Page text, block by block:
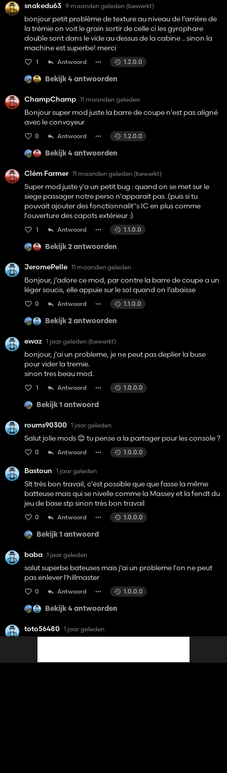
snakedu63 9 maanden geleden (bewerkt)
bonjour petit problème de texture au niveau de l’arrière de
la trémie on voit le grain sortir de celle ci les gyrophare
double sont dans le vide au dessus de la cabine .. sinon la
machine est superbe! merci
1 Antwoord 1.2.0.0
Bekijk 4 antwoorden
ChampChamp 11 maanden geleden
Bonjour super mod juste la barre de coupe n'est pas aligné
avec le convoyeur
0 Antwoord 1.2.0.0
Bekijk 4 antwoorden
Clém Farmer 11 maanden geleden (bewerkt)
Super mod juste y'a un petit bug : quand on se met sur le
siege passager notre perso n'apparait pas .(puis si tu
pouvait ajouter des fonctionnalit"s IC en plus comme
l'ouverture des capots extérieur :)
1 Antwoord 1.1.0.0
Bekijk 2 antwoorden
JeromePelle 11 maanden geleden
Bonjour, j’adore ce mod, par contre la barre de coupe a un
léger soucis, elle appuie sur le sol quand on l’abaisse
0 Antwoord 1.1.0.0
Bekijk 2 antwoorden
ewaz 1 jaar geleden (bewerkt)
bonjour, j'ai un probleme, je ne peut pas deplier la buse
pour vider la tremie.
sinon tres beau mod.
1 Antwoord 1.0.0.0
Bekijk 1 antwoord
roums90300 1 jaar geleden
Salut jolie mods 😊 tu pense a la partager pour les console ?
0 Antwoord 1.0.0.0
Bastoun 1 jaar geleden
Slt très bon travail, c’est possible que que fasse la même
batteuse mais qui se nivelle comme la Massey et la fendt du
jeu de base stp sinon très bon travail
0 Antwoord 1.0.0.0
Bekijk 1 antwoord
baba 1 jaar geleden
salut superbe bateuses mais j'ai un probleme l'on ne peut
pas enlever l'hillmaster
0 Antwoord 1.0.0.0
Bekijk 4 antwoorden
toto56480 1 jaar geleden